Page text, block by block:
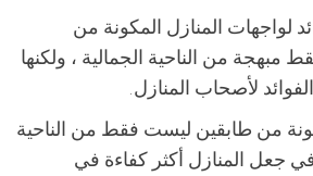
لواجهات المنازل المكونة من
مبهجة من الناحية الجمالية ، ولكنها
لأصحاب المنازل.
من طابقين ليست فقط من الناحية
في جعل المنازل أكثر كفاءة في